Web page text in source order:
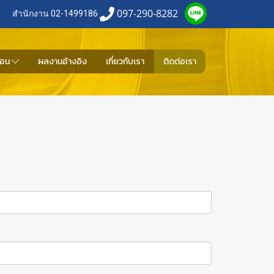
สำนักงาน 02-1499186 097-290-8282
น ผลงานอ้างอิง เกี่ยวกับเรา ติดต่อเรา